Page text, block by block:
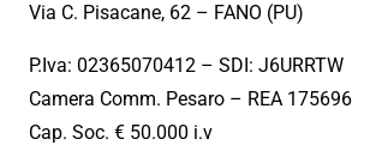
Via C. Pisacane, 62 – FANO (PU)
P.Iva: 02365070412 – SDI: J6URRTW
Camera Comm. Pesaro – REA 175696
Cap. Soc. € 50.000 i.v